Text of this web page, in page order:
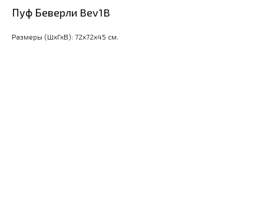
Пуф Беверли Bev1B
Размеры (ШхГхВ): 72x72x45 см.